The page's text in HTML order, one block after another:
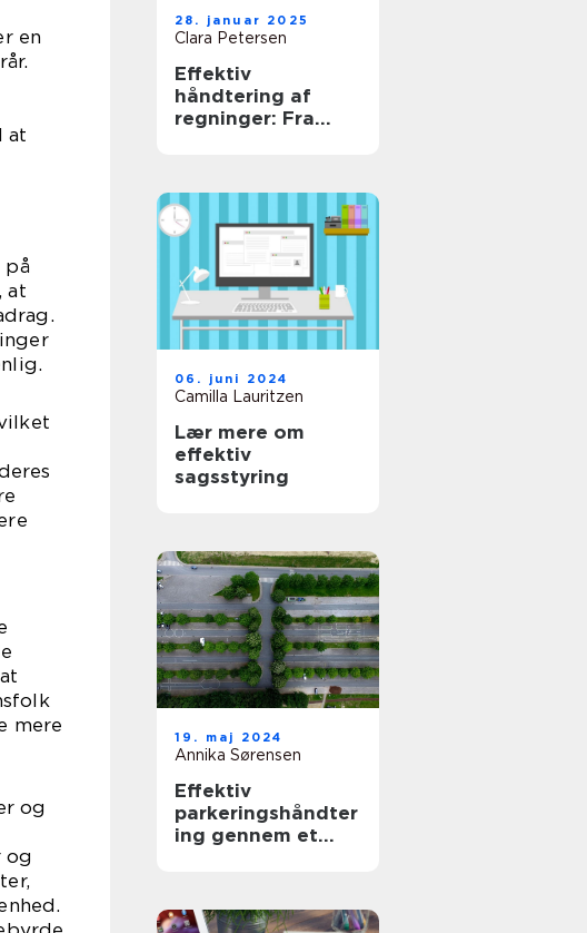
en
at
at
mere
og
og
28. januar 2025
Clara Petersen
Effektiv
håndtering af
regninger: Fra
balance
06. juni 2024
Camilla Lauritzen
Lær mere om
effektiv
sagsstyring
19. maj 2024
Annika Sørensen
Effektiv
parkeringshåndter
ing gennem et